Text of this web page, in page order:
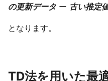
の更新データ ー 古い推定
となります。
TD法を用いた最